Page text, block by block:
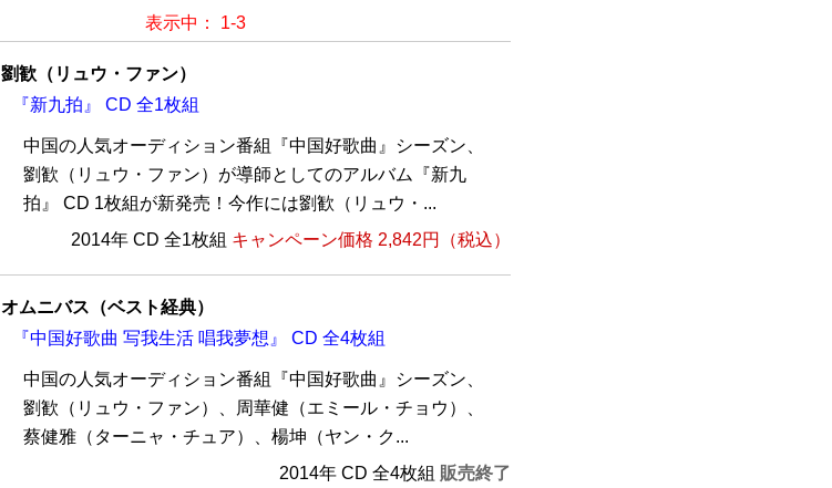
表示中： 1-3
劉歓（リュウ・ファン）
『新九拍』 CD 全1枚組
中国の人気オーディション番組『中国好歌曲』シーズン、
劉歓（リュウ・ファン）が導師としてのアルバム『新九
拍』 CD 1枚組が新発売！今作には劉歓（リュウ・...
2014年 CD 全1枚組 キャンペーン価格 2,842円（税込）
オムニバス（ベスト経典）
『中国好歌曲 写我生活 唱我夢想』 CD 全4枚組
中国の人気オーディション番組『中国好歌曲』シーズン、
劉歓（リュウ・ファン）、周華健（エミール・チョウ）、
蔡健雅（ターニャ・チュア）、楊坤（ヤン・ク...
2014年 CD 全4枚組 販売終了